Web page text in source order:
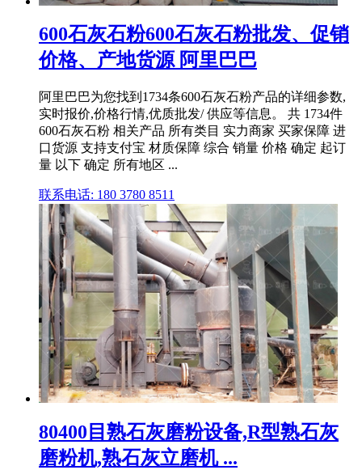
600石灰石粉600石灰石粉批发、促销
价格、产地货源 阿里巴巴
阿里巴巴为您找到1734条600石灰石粉产品的详细参数,
实时报价,价格行情,优质批发/ 供应等信息。 共 1734件
600石灰石粉 相关产品 所有类目 实力商家 买家保障 进
口货源 支持支付宝 材质保障 综合 销量 价格 确定 起订
量 以下 确定 所有地区 ...
联系电话: 180 3780 8511
80400目熟石灰磨粉设备,R型熟石灰
磨粉机,熟石灰立磨机 ...